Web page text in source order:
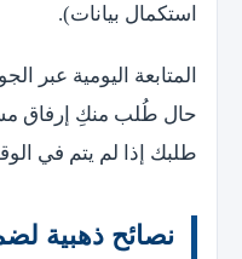
استكمال بيانات).
المتابعة اليومية عبر
حال طُلب منكِ إرفاق
طلبك إذا لم يتم في
نصائح ذهبية